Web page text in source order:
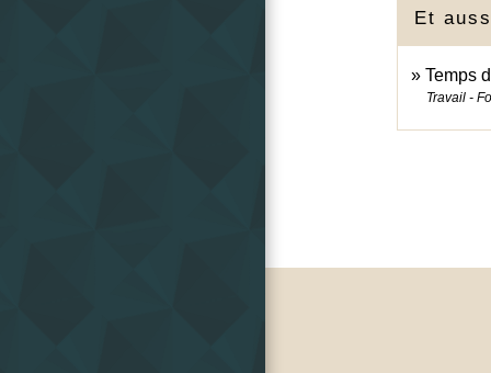
Et
Temps
Travail -